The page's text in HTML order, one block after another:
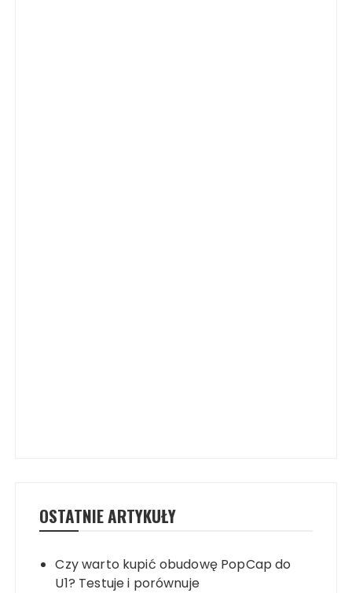
OSTATNIE ARTYKUŁY
Czy warto kupić obudowę PopCap do
U1? Testuje i porównuje